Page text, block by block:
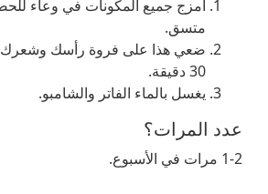
امزج جميع المكونات في وعاء
متسق.
ضعي هذا على فروة رأسك وشعرك
30 دقيقة.
يغسل بالماء الفاتر والشامبو.
عدد المرات؟
1-2 مرات في الأسبوع.